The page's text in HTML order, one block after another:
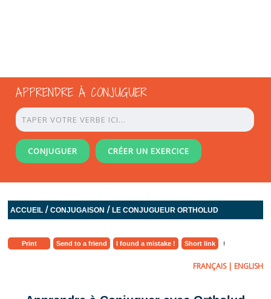
APPRENDRE À CONJUGUER
CONJUGUER CRÉER UN EXERCICE
ACCUEIL /CONJUGAISON /LE CONJUGUEUR ORTHOLUD
Print Send to a friend I found a mistake ! Short link
FRANÇAIS| ENGLISH